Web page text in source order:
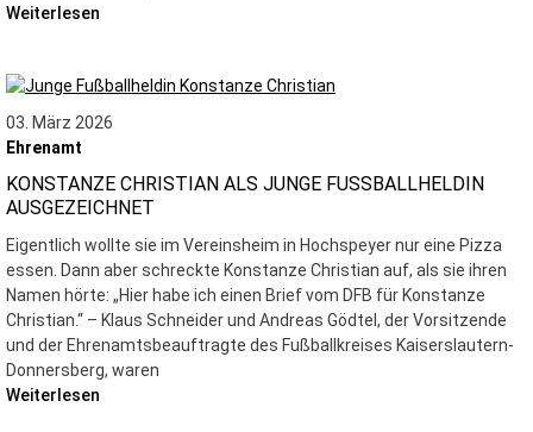
Weiterlesen
03. März 2026
Ehrenamt
KONSTANZE CHRISTIAN ALS JUNGE FUSSBALLHELDIN A
USGEZEICHNET
Eigentlich wollte sie im Vereinsheim in Hochspeyer nur eine Pizza
essen. Dann aber schreckte Konstanze Christian auf, als sie ihren
Namen hörte: „Hier habe ich einen Brief vom DFB für Konstanze
Christian.“ – Klaus Schneider und Andreas Gödtel, der Vorsitzende
und der Ehrenamtsbeauftragte des Fußballkreises Kaiserslautern-
Donnersberg, waren
Weiterlesen